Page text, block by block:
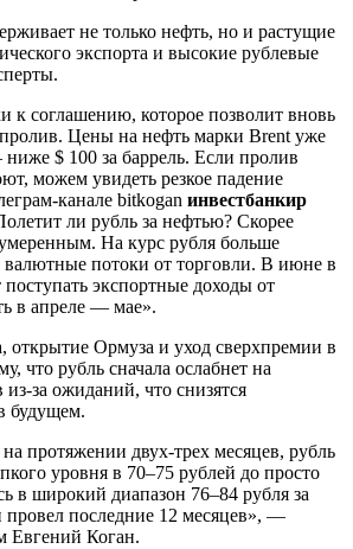
не только нефть, но и растущие
экспорта и высокие рублевые
соглашению, которое позволит вновь
Цены на нефть марки Brent уже
$ 100 за баррель. Если пролив
можем увидеть резкое падение
канале bitkogan инвестбанкир
ли рубль за нефтью? Скорее
На курс рубля больше
валютные потоки от торговли. В июне в
поступать экспортные доходы от
в апреле — мае».
открытие Ормуза и уход сверхпремии в
что рубль сначала ослабнет на
из-за ожиданий, что снизятся
будущем.
протяжении двух-трех месяцев, рубль
уровня в 70–75 рублей до просто
в широкий диапазон 76–84 рубля за
провел последние 12 месяцев», —
Евгений Коган.